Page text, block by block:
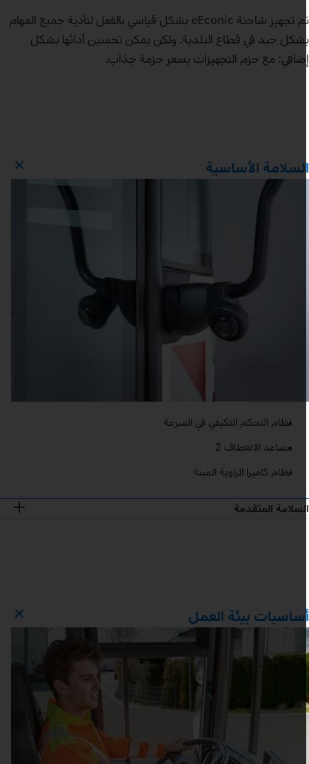
تم تجهيز شاحنة eEconic بشكل قياسي بالفعل لتأدية جميع المهام
جيد في قطاع البلدية. ولكن يمكن تحسين أدائها بشكل
مع حزم التجهيزات بسعر حزمة جذاب.
الأساسية
نظام التحكم التكيفي في السرعة
مساعد الانعطاف 2
نظام كاميرا الزاوية الميتة
المتقدمة
بيئة العمل